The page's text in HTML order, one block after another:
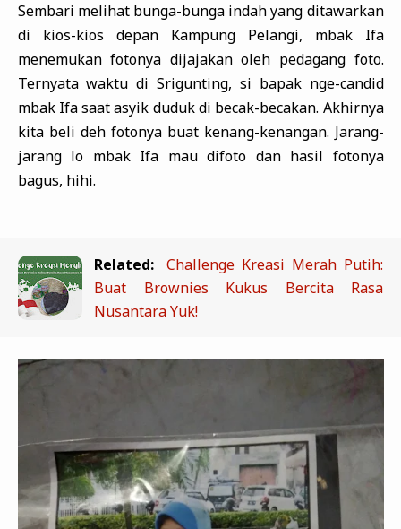
Sembari melihat bunga-bunga indah yang ditawarkan
di kios-kios depan Kampung Pelangi, mbak Ifa
menemukan fotonya dijajakan oleh pedagang foto.
Ternyata waktu di Srigunting, si bapak nge-candid
mbak Ifa saat asyik duduk di becak-becakan. Akhirnya
kita beli deh fotonya buat kenang-kenangan. Jarang-
jarang lo mbak Ifa mau difoto dan hasil fotonya
bagus, hihi.
Related:
Challenge Kreasi Merah Putih:
Buat Brownies Kukus Bercita Rasa
Nusantara Yuk!